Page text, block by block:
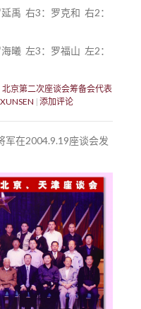
禹 右3：罗克和 右2：
曦 左3：罗福山 左2：
京第二次座谈会筹备会代表
添加评论
军在2004.9.19座谈会发